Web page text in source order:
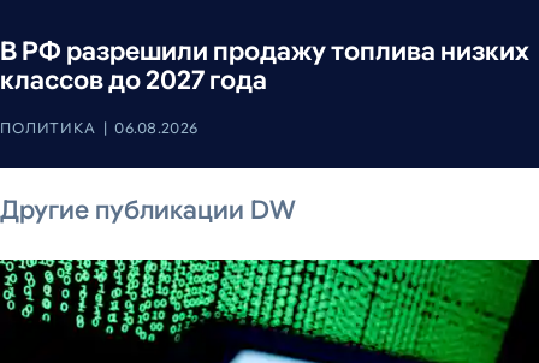
В РФ разрешили продажу топлива низких
классов до 2027 года
ПОЛИТИКА 06.08.2026
Другие публикации DW
6 августа 2026 г.
6 августа 2026 г.5 августа 2026 г.
5 августа 2026 г.
5 августа 2026 г. 5 августа 2026 г.